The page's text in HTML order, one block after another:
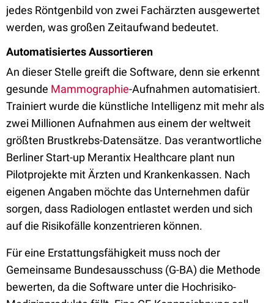
jedes Röntgenbild von zwei Fachärzten ausgewertet
werden, was großen Zeitaufwand bedeutet.
Automatisiertes Aussortieren
An dieser Stelle greift die Software, denn sie erkennt
gesunde Mammographie-Aufnahmen automatisiert.
Trainiert wurde die künstliche Intelligenz mit mehr als
zwei Millionen Aufnahmen aus einem der weltweit
größten Brustkrebs-Datensätze. Das verantwortliche
Berliner Start-up Merantix Healthcare plant nun
Pilotprojekte mit Ärzten und Krankenkassen. Nach
eigenen Angaben möchte das Unternehmen dafür
sorgen, dass Radiologen entlastet werden und sich
auf die Risikofälle konzentrieren können.
Für eine Erstattungsfähigkeit muss noch der
Gemeinsame Bundesausschuss (G-BA) die Methode
bewerten, da die Software unter die Hochrisiko-